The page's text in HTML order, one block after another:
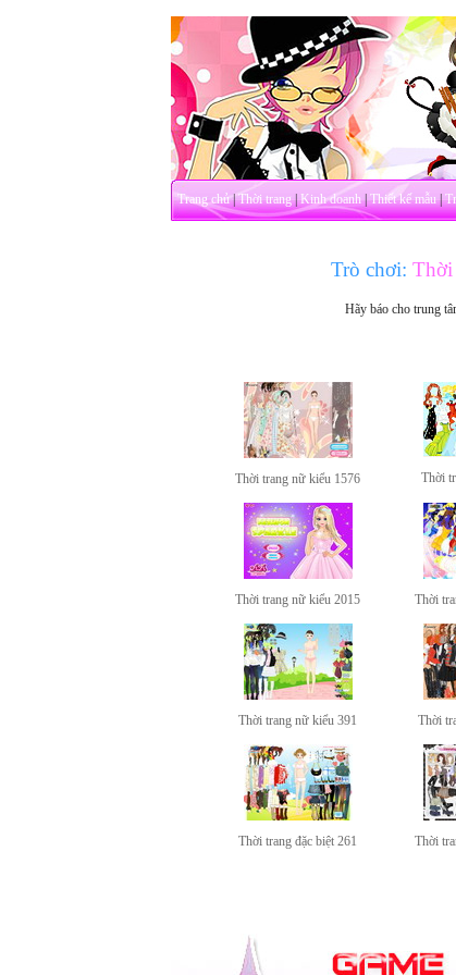
Trang chủ|Thời trang|Kinh doanh|Thiết kế mẫu|
Trò chơi: Thời
Hãy báo cho trung
Thời trang nữ kiểu 1576 Thời
Thời trang nữ kiểu 2015 Thời
Thời trang nữ kiểu 391 Thời
Thời trang đặc biệt 261 Thời